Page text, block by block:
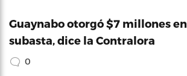
Guaynabo otorgó $7 millones
subasta, dice la Contralora
0